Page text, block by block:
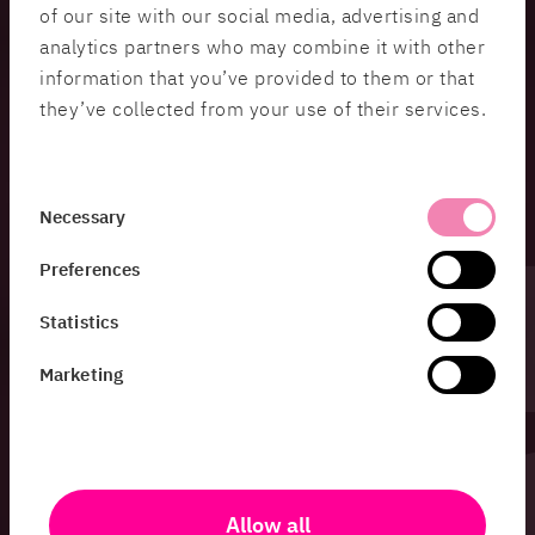
of our site with our social media, advertising and
analytics partners who may combine it with other
information that you’ve provided to them or that
they’ve collected from your use of their services.
Necessary
Preferences
Statistics
Marketing
Allow all
Naim Latifi
verkliga konkurrensfördelen ligger i hastigheten.
Frontend-prestanda har gått från att vara en
teknisk detalj till att bli en strategisk
Latifi, frontendexpert på HiQ, sina insikter om
2025 – och hur små justeringar i koden kan ge